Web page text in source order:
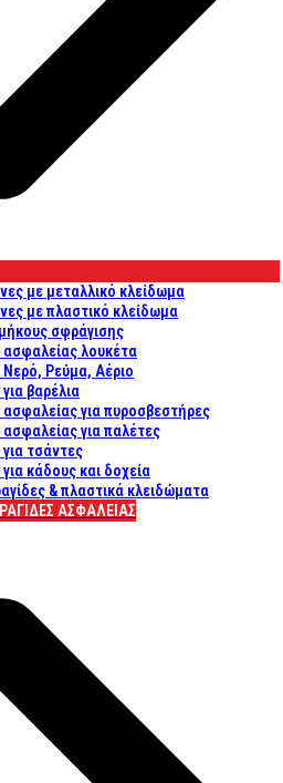
με μεταλλικό κλείδωμα
με πλαστικό κλείδωμα
σφράγισης
ασφαλείας λουκέτα
Ρεύμα, Αέριο
βαρέλια
ασφαλείας για πυροσβεστήρες
για παλέτες
τσάντες
κάδους και δοχεία
& πλαστικά κλειδώματα
ΑΣΦΑΛΕΙΑΣ